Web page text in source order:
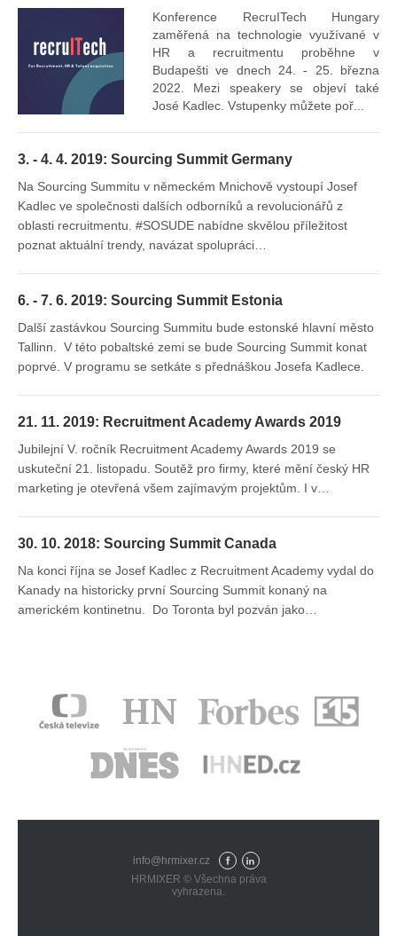
Konference RecruITech Hungary
zaměřená na technologie využívané v
HR a recruitmentu proběhne v
Budapešti ve dnech 24. - 25. března
2022. Mezi speakery se objeví také
José Kadlec. Vstupenky můžete poř...
3. - 4. 4. 2019: Sourcing Summit Germany
Na Sourcing Summitu v německém Mnichově vystoupí Josef
Kadlec ve společnosti dalších odborníků a revolucionářů z
oblasti recruitmentu. #SOSUDE nabídne skvělou příležitost
poznat aktuální trendy, navázat spolupráci…
6. - 7. 6. 2019: Sourcing Summit Estonia
Další zastávkou Sourcing Summitu bude estonské hlavní město
Tallinn. V této pobaltské zemi se bude Sourcing Summit konat
poprvé. V programu se setkáte s přednáškou Josefa Kadlece.
21. 11. 2019: Recruitment Academy Awards 2019
Jubilejní V. ročník Recruitment Academy Awards 2019 se
uskuteční 21. listopadu. Soutěž pro firmy, které mění český HR
marketing je otevřená všem zajímavým projektům. I v…
30. 10. 2018: Sourcing Summit Canada
Na konci října se Josef Kadlec z Recruitment Academy vydal do
Kanady na historicky první Sourcing Summit konaný na
americkém kontinetnu. Do Toronta byl pozván jako…
info@hrmixer.cz
Fac
eb
Lin
HRMIXER © Všechna práva
vyhrazena.